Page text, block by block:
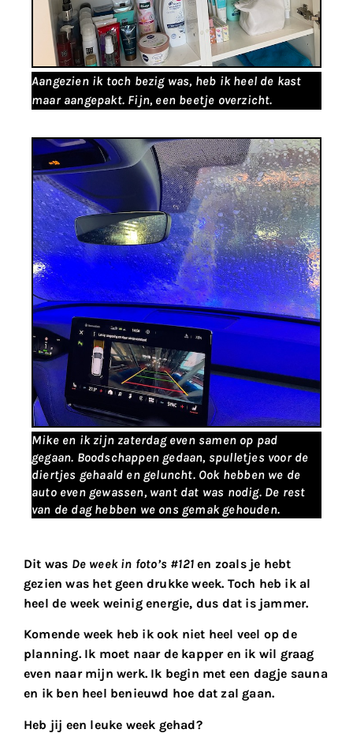
Aangezien ik toch bezig was, heb ik heel de kast
maar aangepakt. Fijn, een beetje overzicht.
Mike en ik zijn zaterdag even samen op pad
gegaan. Boodschappen gedaan, spulletjes voor de
diertjes gehaald en geluncht. Ook hebben we de
auto even gewassen, want dat was nodig. De rest
van de dag hebben we ons gemak gehouden.
Dit was De week in foto’s #121 en zoals je hebt
gezien was het geen drukke week. Toch heb ik al
heel de week weinig energie, dus dat is jammer.
Komende week heb ik ook niet heel veel op de
planning. Ik moet naar de kapper en ik wil graag
even naar mijn werk. Ik begin met een dagje sauna
en ik ben heel benieuwd hoe dat zal gaan.
Heb jij een leuke week gehad?